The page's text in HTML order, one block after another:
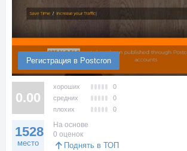
Регистрация в Postcron
0.00
хороших
0
средних
0
плохих
0
1528
место
На основе
0 оценок
Поднять в ТОП